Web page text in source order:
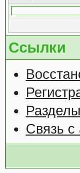
Ссылки
Связь